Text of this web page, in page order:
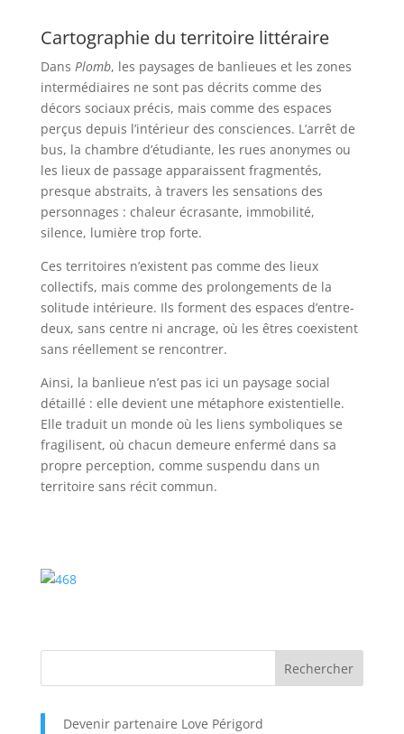
Cartographie du territoire littéraire
Dans Plomb, les paysages de banlieues et les zones
intermédiaires ne sont pas décrits comme des
décors sociaux précis, mais comme des espaces
perçus depuis l’intérieur des consciences. L’arrêt de
bus, la chambre d’étudiante, les rues anonymes ou
les lieux de passage apparaissent fragmentés,
presque abstraits, à travers les sensations des
personnages : chaleur écrasante, immobilité,
silence, lumière trop forte.
Ces territoires n’existent pas comme des lieux
collectifs, mais comme des prolongements de la
solitude intérieure. Ils forment des espaces d’entre-
deux, sans centre ni ancrage, où les êtres coexistent
sans réellement se rencontrer.
Ainsi, la banlieue n’est pas ici un paysage social
détaillé : elle devient une métaphore existentielle.
Elle traduit un monde où les liens symboliques se
fragilisent, où chacun demeure enfermé dans sa
propre perception, comme suspendu dans un
territoire sans récit commun.
Devenir partenaire Love Périgord